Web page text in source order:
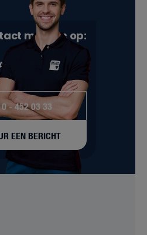
met ons op:
- 452 03 33
EEN BERICHT